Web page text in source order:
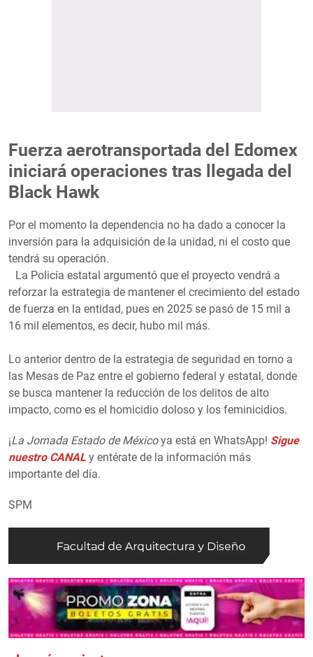
Fuerza aerotransportada del Edomex
iniciará operaciones tras llegada del
Black Hawk
Por el momento la dependencia no ha dado a conocer la
inversión para la adquisición de la unidad, ni el costo que
tendrá su operación.
La Policía estatal argumentó que el proyecto vendrá a
reforzar la estrategia de mantener el crecimiento del estado
de fuerza en la entidad, pues en 2025 se pasó de 15 mil a
16 mil elementos, es decir, hubo mil más.
Lo anterior dentro de la estrategia de seguridad en torno a
las Mesas de Paz entre el gobierno federal y estatal, donde
se busca mantener la reducción de los delitos de alto
impacto, como es el homicidio doloso y los feminicidios.
¡La Jornada Estado de Méxicoya está en WhatsApp! Sigue
nuestro CANAL y entérate de la información más
importante del día.
SPM